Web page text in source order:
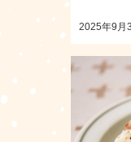
2025年9月